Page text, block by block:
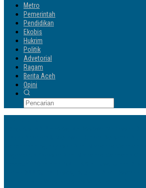
Metro
Pemerintah
Pendidikan
Ekobis
Hukrim
Politik
Advetorial
Ragam
Berita Aceh
Opini